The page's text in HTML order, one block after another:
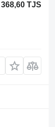
368,60 TJS